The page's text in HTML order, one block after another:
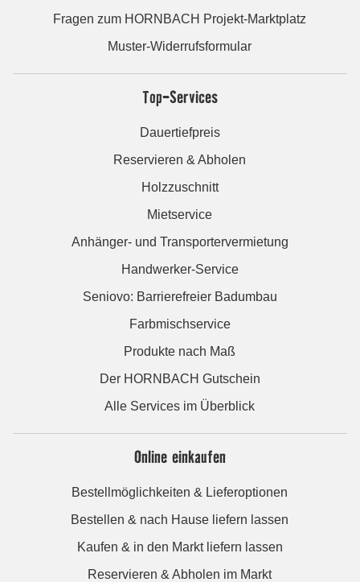
Fragen zum HORNBACH Projekt-Marktplatz
Muster-Widerrufsformular
Top-Services
Dauertiefpreis
Reservieren & Abholen
Holzzuschnitt
Mietservice
Anhänger- und Transportervermietung
Handwerker-Service
Seniovo: Barrierefreier Badumbau
Farbmischservice
Produkte nach Maß
Der HORNBACH Gutschein
Alle Services im Überblick
Online einkaufen
Bestellmöglichkeiten & Lieferoptionen
Bestellen & nach Hause liefern lassen
Kaufen & in den Markt liefern lassen
Reservieren & Abholen im Markt